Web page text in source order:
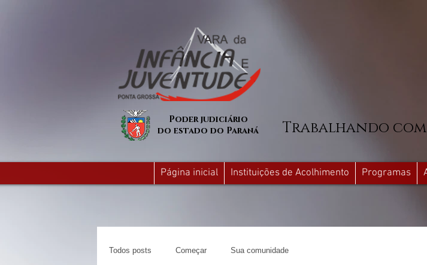
Poder judiciário
do estado do Paraná
Trabalhando
Página inicial Instituições de Acolhimento Programas
Todos posts Começar Sua comunidade